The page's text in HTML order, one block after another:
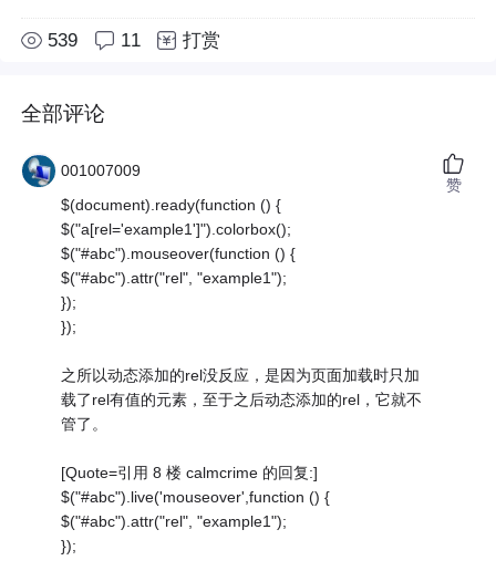
539 11 打赏
全部评论
001007009
$(document).ready(function () {
$("a[rel='example1']").colorbox();
$("#abc").mouseover(function () {
$("#abc").attr("rel", "example1");
});
});
之所以动态添加的rel没反应，是因为页面加载时只加
载了rel有值的元素，至于之后动态添加的rel，它就不
管了。
[Quote=引用 8 楼 calmcrime 的回复:]
$("#abc").live('mouseover',function () {
$("#abc").attr("rel", "example1");
});
赞